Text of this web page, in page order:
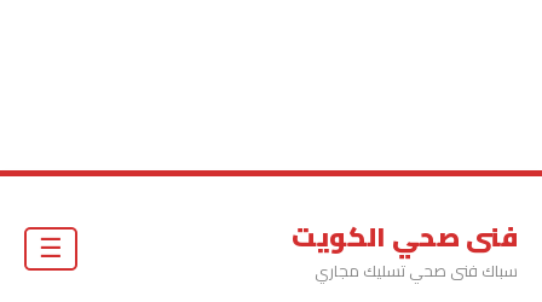
فنى صحي الكويت
سباك فنى صحي تسليك مجاري